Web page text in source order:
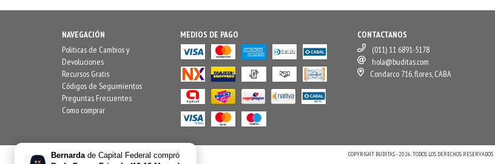
NAVEGACIÓN
Politicas de Cambios y
Devoluciones
Recursos Gratis
Códigos de Seguimientos
Preguntas Frecuentes
Como comprar
MEDIOS DE PAGO
CONTACTANOS
(011) 11 6891-5178
hola@buditas.com
Condarco 716, flores, CABA
COPYRIGHT BUDITAS - 2026. TODOS LOS DERECHOS RESERVADOS.
Bernarda de Capital Federal compró